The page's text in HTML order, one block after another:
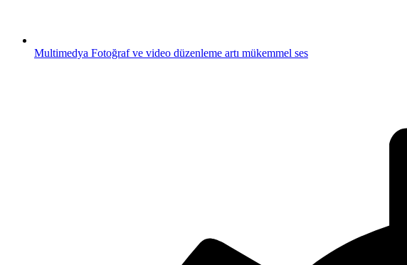
Multimedya Fotoğraf ve video düzenleme artı mükemmel ses